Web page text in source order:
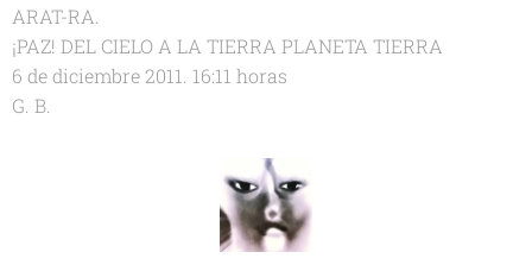
ARAT-RA.
¡PAZ! DEL CIELO A LA TIERRA PLANETA TIERRA
6 de diciembre 2011. 16:11 horas
G. B.